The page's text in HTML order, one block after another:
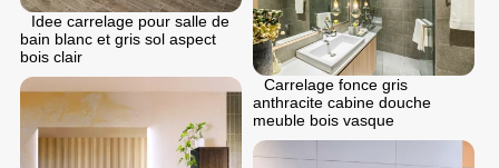
Idee carrelage pour salle de
bain blanc et gris sol aspect
bois clair
Carrelage fonce gris
anthracite cabine douche
meuble bois vasque